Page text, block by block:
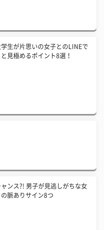
学生が片思いの女子とのLINEで
と見極めるポイント8選！
ンス?! 男子が見逃しがちな女
脈ありサイン8つ